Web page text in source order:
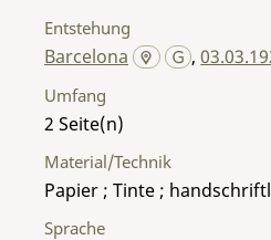
Entstehung
Barcelona ,
Umfang
2
Material/Technik
Papier ; Tinte ;
Sprache